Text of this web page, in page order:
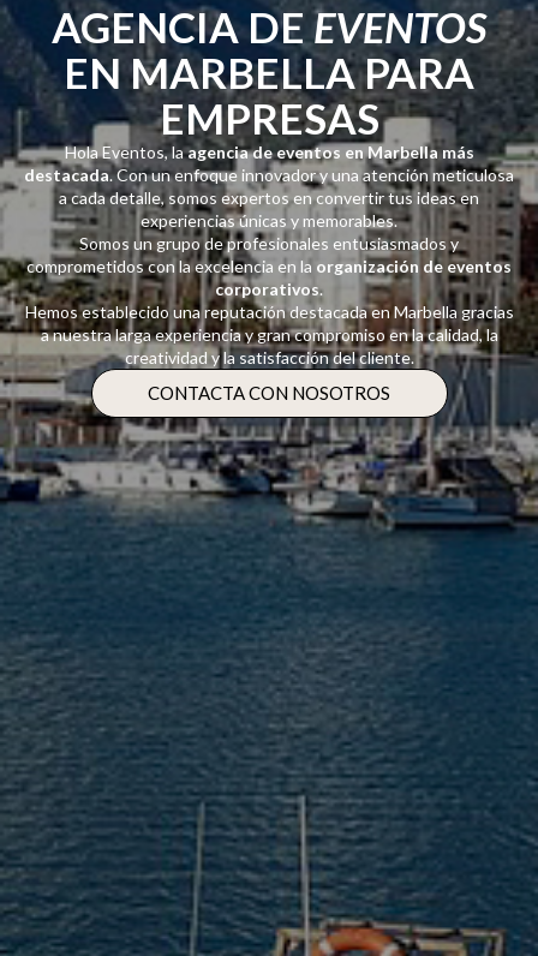
AGENCIA DE EVENTOS
EN MARBELLA PARA
EMPRESAS
Hola Eventos, laagencia de eventos en Marbella más
destacada. Con un enfoque innovador y una atención meticulosa
a cada detalle, somos expertos en convertir tus ideas en
experiencias únicas y memorables.
Somos un grupo de profesionales entusiasmados y
comprometidos con la excelencia en la organización de eventos
corporativos.
Hemos establecido una reputación destacada en Marbella gracias
a nuestra larga experiencia y gran compromiso en la calidad, la
creatividad y la satisfacción del cliente.
CONTACTA CON NOSOTROS